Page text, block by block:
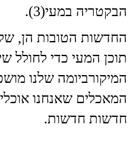
הבקטריה במעי(3).
החדשות הטובות הן,
תוכן המעי כדי לחולל
המיקורביומה שלנו
המאכלים שאנחנו
חדשות חדשות.